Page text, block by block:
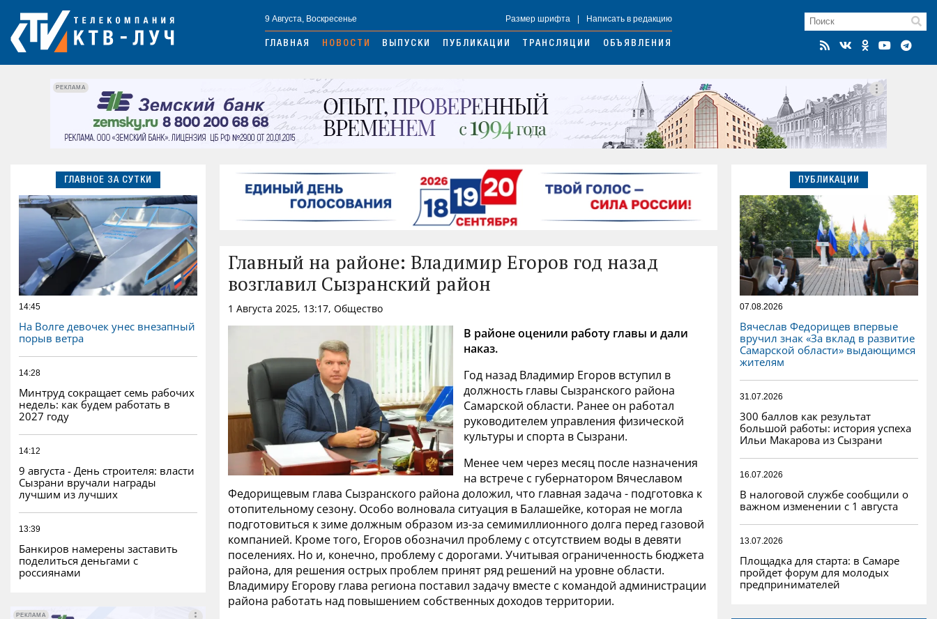
9 Августа, Воскресенье Размер шрифта Написать в редакцию
ГЛАВНАЯ НОВОСТИ ВЫПУСКИ ПУБЛИКАЦИИ ТРАНСЛЯЦИИ ОБЪЯВЛЕНИЯ
РЕКЛАМА
ГЛАВНОЕ ЗА СУТКИ
14:45
На Волге девочек унес внезапный
порыв ветра
14:28
Минтруд сокращает семь рабочих
недель: как будем работать в
2027 году
14:12
9 августа - День строителя: власти
Сызрани вручали награды
лучшим из лучших
13:39
Банкиров намерены заставить
поделиться деньгами с
россиянами
РЕКЛАМА
РЕКЛАМА
Главный на районе: Владимир Егоров год назад
возглавил Сызранский район
1 Августа 2025, 13:17, Общество
В районе оценили работу главы и дали
наказ.
Год назад Владимир Егоров вступил в
должность главы Сызранского района
Самарской области. Ранее он работал
руководителем управления физической
культуры и спорта в Сызрани.
Менее чем через месяц после назначения
на встрече с губернатором Вячеславом
Федорищевым глава Сызранского района доложил, что главная задача - подготовка к
отопительному сезону. Особо волновала ситуация в Балашейке, которая не могла
подготовиться к зиме должным образом из-за семимиллионного долга перед газовой
компанией. Кроме того, Егоров обозначил проблему с отсутствием воды в девяти
поселениях. Но и, конечно, проблему с дорогами. Учитывая ограниченность бюджета
района, для решения острых проблем принят ряд решений на уровне области.
Владимиру Егорову глава региона поставил задачу вместе с командой администрации
района работать над повышением собственных доходов территории.
ПУБЛИКАЦИИ
07.08.2026
Вячеслав Федорищев впервые
вручил знак «За вклад в развитие
Самарской области» выдающимся
жителям
31.07.2026
300 баллов как результат
большой работы: история успеха
Ильи Макарова из Сызрани
16.07.2026
В налоговой службе сообщили о
важном изменении с 1 августа
13.07.2026
Площадка для старта: в Самаре
пройдет форум для молодых
предпринимателей